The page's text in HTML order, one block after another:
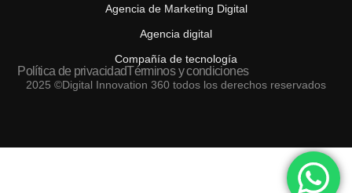
Agencia de Marketing Digital
Agencia digital
Compañía de tecnología
2025 ©Digital Innovation 360 todos los derechos reservados
Política de privacidadTérminos y condiciones